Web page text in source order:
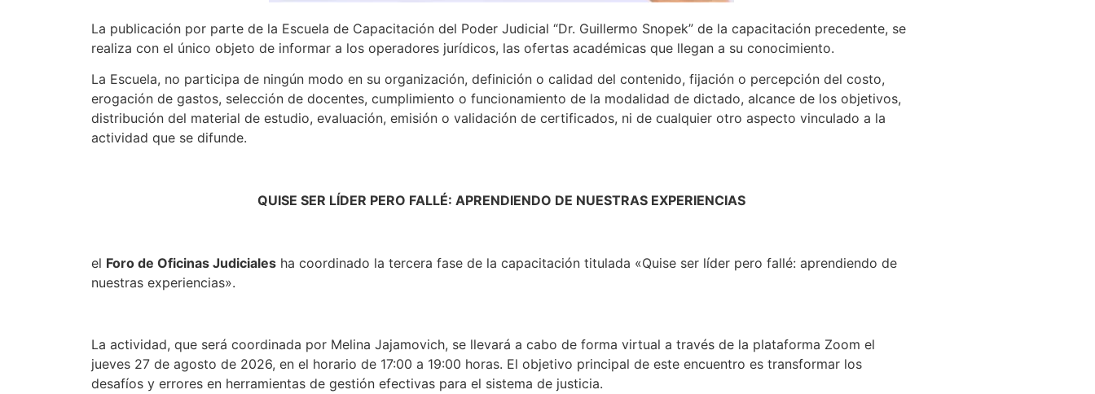
La publicación por parte de la Escuela de Capacitación del Poder Judicial “Dr. Guillermo Snopek” de la capacitación precedente, se
realiza con el único objeto de informar a los operadores jurídicos, las ofertas académicas que llegan a su conocimiento.
La Escuela, no participa de ningún modo en su organización, definición o calidad del contenido, fijación o percepción del costo,
erogación de gastos, selección de docentes, cumplimiento o funcionamiento de la modalidad de dictado, alcance de los objetivos,
distribución del material de estudio, evaluación, emisión o validación de certificados, ni de cualquier otro aspecto vinculado a la
actividad que se difunde.
QUISE SER LÍDER PERO FALLÉ: APRENDIENDO DE NUESTRAS EXPERIENCIAS
el Foro de Oficinas Judiciales ha coordinado la tercera fase de la capacitación titulada «Quise ser líder pero fallé: aprendiendo de
nuestras experiencias».
La actividad, que será coordinada por Melina Jajamovich, se llevará a cabo de forma virtual a través de la plataforma Zoom el
jueves 27 de agosto de 2026, en el horario de 17:00 a 19:00 horas. El objetivo principal de este encuentro es transformar los
desafíos y errores en herramientas de gestión efectivas para el sistema de justicia.